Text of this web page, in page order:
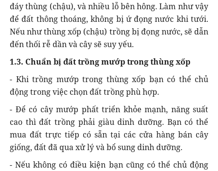
đáy thùng (chậu), và nhiều lỗ bên hông. Làm như vậy
để đất thông thoáng, không bị ứ đọng nước khi tưới.
Nếu như thùng xốp (chậu) trồng bị đọng nước, sẽ dẫn
đến thối rễ dần và cây sẽ suy yếu.
1.3. Chuẩn bị đất trồng mướp trong thùng xốp
- Khi trồng mướp trong thùng xốp bạn có thể chủ
động trong việc chọn đất trồng phù hợp.
- Để có cây mướp phất triển khỏe mạnh, năng suất
cao thì đất trồng phải giàu dinh dưỡng. Bạn có thể
mua đất trực tiếp có sẵn tại các cửa hàng bán cây
giống, đất đã qua xử lý và bổ sung dinh dưỡng.
- Nếu không có điều kiện bạn cũng có thể chủ động